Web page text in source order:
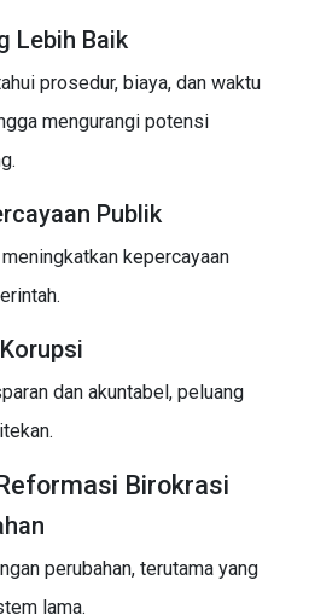
Lebih Baik
prosedur, biaya, dan waktu
mengurangi potensi
Publik
kepercayaan
dan akuntabel, peluang
Birokrasi
perubahan, terutama yang
lama.